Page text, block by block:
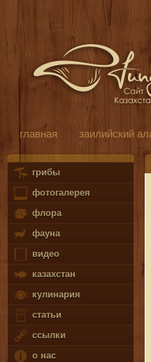
главная заилийский
грибы
фотогалерея
флора
фауна
видео
казахстан
кулинария
статьи
ссылки
о нас